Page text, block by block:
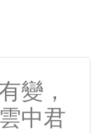
變，
中君